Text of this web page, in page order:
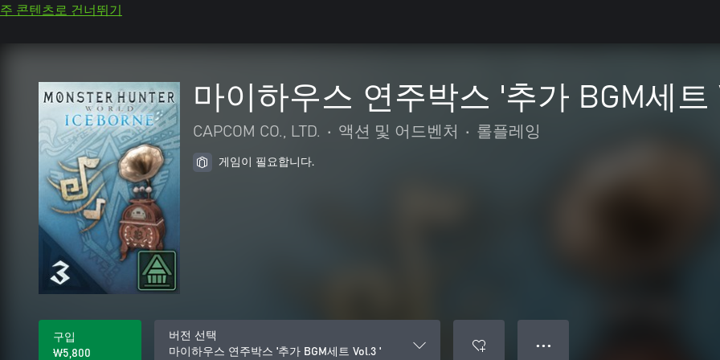
주 콘텐츠로 건너뛰기
마이하우스 연주박스 '추가 BGM세트
CAPCOM CO., LTD. • 액션 및 어드벤처 • 롤플레잉
게임이 필요합니다.
구입
₩5,800
버전 선택
마이하우스 연주박스 '추가 BGM세트 Vol.3 '
● ● ●